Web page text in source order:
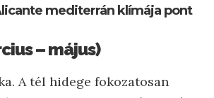
mediterrán klímája pont
– május)
A tél hidege fokozatosan